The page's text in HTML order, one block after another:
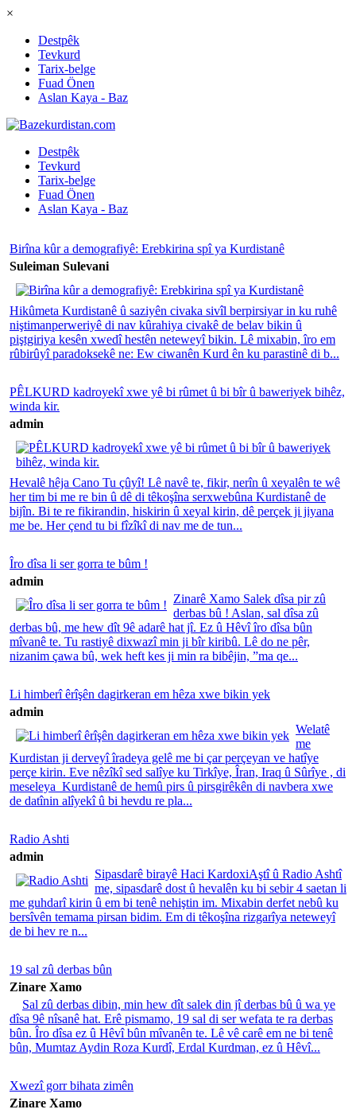
×
Destpêk
Tevkurd
Tarix-belge
Fuad Önen
Aslan Kaya - Baz
Destpêk
Tevkurd
Tarix-belge
Fuad Önen
Aslan Kaya - Baz
Birîna kûr a demografiyê: Erebkirina spî ya Kurdistanê
Suleiman Sulevani
Hikûmeta Kurdistanê û saziyên civaka sivîl berpirsiyar in ku ruhê
niştimanperweriyê di nav kûrahiya civakê de belav bikin û
piştgiriya kesên xwedî hestên neteweyî bikin. Lê mixabin, îro em
rûbirûyî paradoksekê ne: Ew ciwanên Kurd ên ku parastinê di b...
PÊLKURD kadroyekî xwe yê bi rûmet û bi bîr û baweriyek bihêz,
winda kir.
admin
Hevalê hêja Cano Tu çûyî! Lê navê te, fikir, nerîn û xeyalên te wê
her tim bi me re bin û dê di têkoşîna serxwebûna Kurdistanê de
bijîn. Bi te re fikirandin, hiskirin û xeyal kirin, dê perçek ji jiyana
me be. Her çend tu bi fîzîkî di nav me de tun...
Îro dîsa li ser gorra te bûm !
admin
Zinarê Xamo Salek dîsa pir zû
derbas bû ! Aslan, sal dîsa zû
derbas bû, me hew dît 9ê adarê hat jî. Ez û Hêvî îro dîsa bûn
mîvanê te. Tu rastiyê dixwazî min ji bîr kiribû. Lê do ne pêr,
nizanim çawa bû, wek heft kes ji min ra bibêjin, ”ma qe...
Li himberî êrîşên dagirkeran em hêza xwe bikin yek
admin
Welatê
me
Kurdistan ji derveyî îradeya gelê me bi çar perçeyan ve hatîye
perçe kirin. Eve nêzîkî sed salîye ku Tirkîye, Îran, Iraq û Sûrîye , di
meseleya Kurdistanê de hemû pirs û pirsgirêkên di navbera xwe
de datînin alîyekî û bi hevdu re pla...
Radio Ashti
admin
Sipasdarê birayê Haci KardoxiAştî û Radio Ashtî
me, sipasdarê dost û hevalên ku bi sebir 4 saetan li
me guhdarî kirin û em bi tenê nehiştin im. Mixabin derfet nebû ku
bersîvên temama pirsan bidim. Em di têkoşîna rizgarîya neteweyî
de bi hev re n...
19 sal zû derbas bûn
Zinare Xamo
Sal zû derbas dibin, min hew dît salek din jî derbas bû û wa ye
dîsa 9ê nîsanê hat. Erê pismamo, 19 sal di ser wefata te ra derbas
bûn. Îro dîsa ez û Hêvî bûn mîvanên te. Lê vê carê em ne bi tenê
bûn, Mumtaz Aydin Roza Kurdî, Erdal Kurdman, ez û Hêvî...
Xwezî gorr bihata zimên
Zinare Xamo